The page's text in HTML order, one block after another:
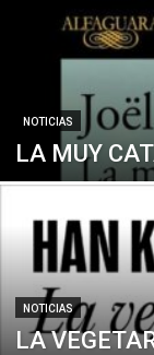
NOTICIAS
LA MUY
NOTICIAS
LA